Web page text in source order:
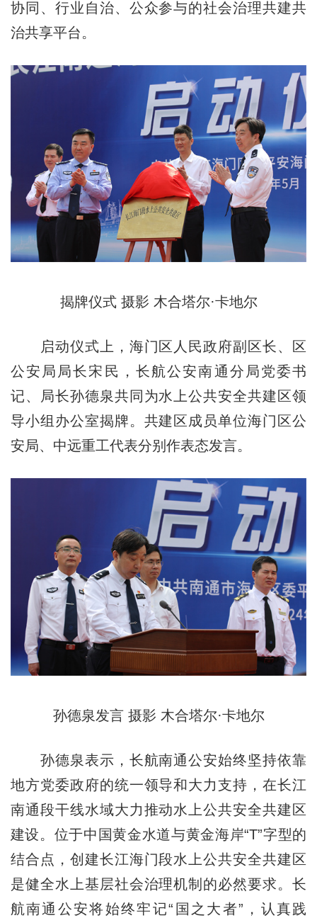
协同、行业自治、公众参与的社会治理共建共
治共享平台。
揭牌仪式 摄影 木合塔尔·卡地尔
启动仪式上，海门区人民政府副区长、区
公安局局长宋民，长航公安南通分局党委书
记、局长孙德泉共同为水上公共安全共建区领
导小组办公室揭牌。共建区成员单位海门区公
安局、中远重工代表分别作表态发言。
孙德泉发言 摄影 木合塔尔·卡地尔
孙德泉表示，长航南通公安始终坚持依靠
地方党委政府的统一领导和大力支持，在长江
南通段干线水域大力推动水上公共安全共建区
建设。位于中国黄金水道与黄金海岸“T”字型的
结合点，创建长江海门段水上公共安全共建区
是健全水上基层社会治理机制的必然要求。长
航南通公安将始终牢记“国之大者”，认真践